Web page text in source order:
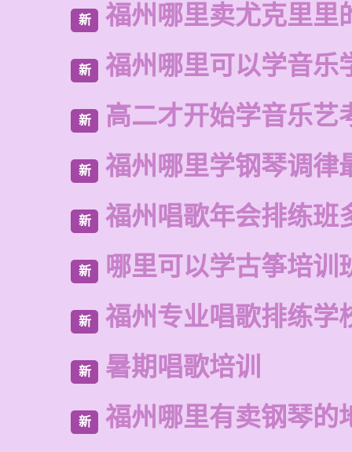
新 福州哪里卖尤克里里
新 福州哪里可以学音乐
新 高二才开始学音乐艺
新 福州哪里学钢琴调律
新 福州唱歌年会排练班
新 哪里可以学古筝培训
新 福州专业唱歌排练学
新 暑期唱歌培训
新 福州哪里有卖钢琴的